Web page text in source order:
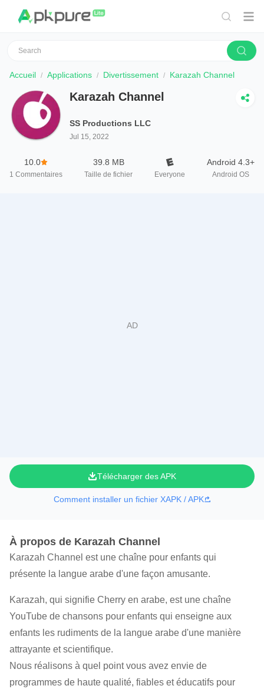
Accueil Applications Divertissement Karazah Channel
Karazah Channel
SS Productions LLC
Jul 15, 2022
10.0
1 Commentaires
39.8 MB
Taille de fichier Everyone
Android 4.3+
Android OS
Télécharger des APK
Comment installer un fichier XAPK / APK
À propos de Karazah Channel
Karazah Channel est une chaîne pour enfants qui
présente la langue arabe d'une façon amusante.
Karazah, qui signifie Cherry en arabe, est une chaîne
YouTube de chansons pour enfants qui enseigne aux
enfants les rudiments de la langue arabe d'une manière
attrayante et scientifique.
Nous réalisons à quel point vous avez envie de
programmes de haute qualité, fiables et éducatifs pour